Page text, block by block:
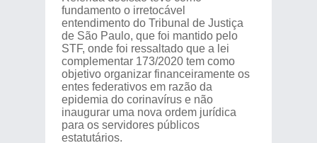
fundamento o irretocável
entendimento do Tribunal de Justiça
de São Paulo, que foi mantido pelo
STF, onde foi ressaltado que a lei
complementar 173/2020 tem como
objetivo organizar financeiramente os
entes federativos em razão da
epidemia do corinavírus e não
inaugurar uma nova ordem jurídica
para os servidores públicos
estatutários.